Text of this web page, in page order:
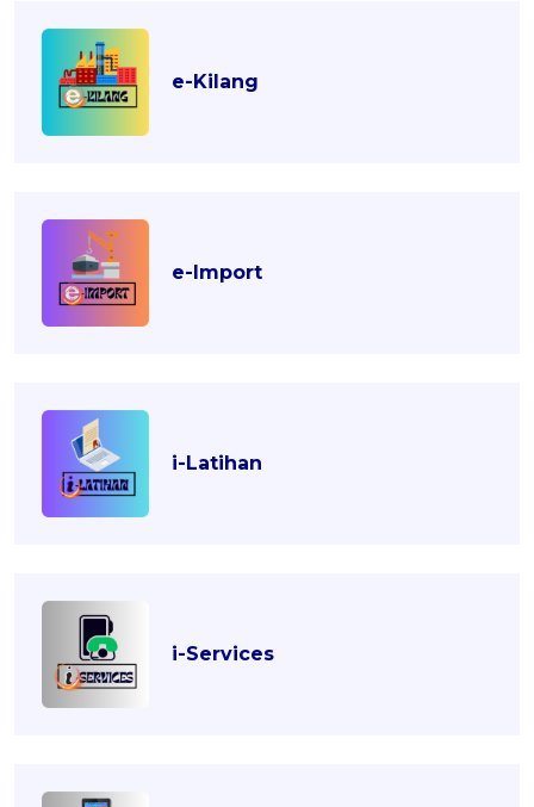
e-Kilang
e-Import
i-Latihan
i-Services